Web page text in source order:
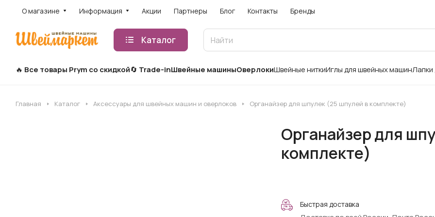
О магазине Информация Акции Партнеры Блог Контакты Бренды
Каталог
Все товары Prym со скидкой Trade-inШвейные машиныОверлокиШвейные ниткиИглы для швейных машин
Главная Каталог Аксессуары для швейных машин и оверлоков Органайзер для шпулек (25 шпулей в комплекте)
Органайзер для
комплекте)
Быстрая доставка